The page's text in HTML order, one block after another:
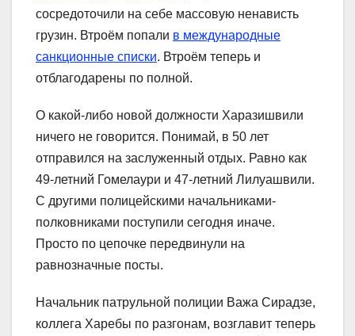
сосредоточили на себе массовую ненависть
грузин. Втроём попали в международные
санкционные списки. Втроём теперь и
отблагодарены по полной.
О какой-либо новой должности Харазишвили
ничего не говорится. Понимай, в 50 лет
отправился на заслуженный отдых. Равно как
49-летний Гомелаури и 47-летний Лилуашвили.
С другими полицейскими начальниками-
полковниками поступили сегодня иначе.
Просто по цепочке передвинули на
равнозначные посты.
Начальник патрульной полиции Важа Сирадзе,
коллега Харебы по разгонам, возглавит теперь